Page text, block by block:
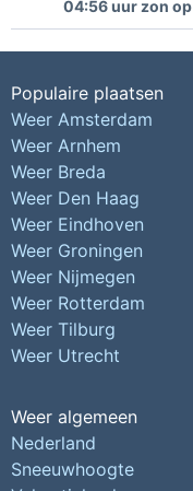
04:56 uur zon op
Populaire plaatsen
Weer Amsterdam
Weer Arnhem
Weer Breda
Weer Den Haag
Weer Eindhoven
Weer Groningen
Weer Nijmegen
Weer Rotterdam
Weer Tilburg
Weer Utrecht
Weer algemeen
Nederland
Sneeuwhoogte